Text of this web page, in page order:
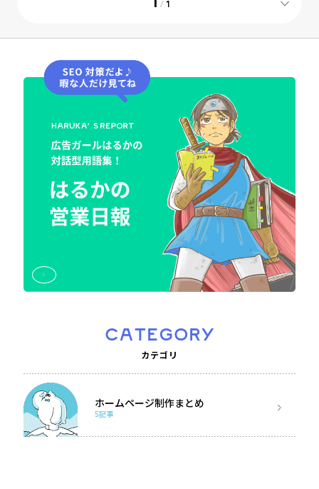
/ 1
CATEGORY
カテゴリ
ホームページ制作まとめ
5記事